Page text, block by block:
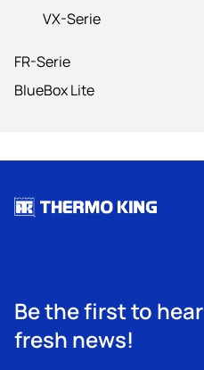
VX-Serie
FR-Serie
BlueBox Lite
Be the first to hear
fresh news!